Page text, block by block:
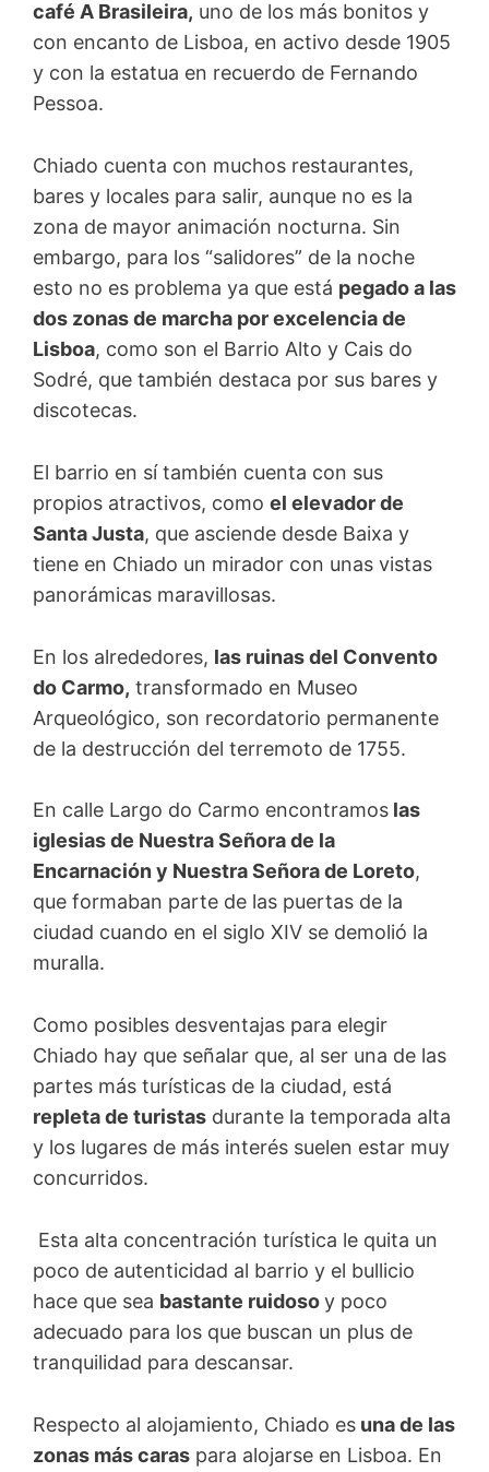
café A Brasileira, uno de los más bonitos y
con encanto de Lisboa, en activo desde 1905
y con la estatua en recuerdo de Fernando
Pessoa.
Chiado cuenta con muchos restaurantes,
bares y locales para salir, aunque no es la
zona de mayor animación nocturna. Sin
embargo, para los “salidores” de la noche
esto no es problema ya que está pegado a las
dos zonas de marcha por excelencia de
Lisboa, como son el Barrio Alto y Cais do
Sodré, que también destaca por sus bares y
discotecas.
El barrio en sí también cuenta con sus
propios atractivos, como el elevador de
Santa Justa, que asciende desde Baixa y
tiene en Chiado un mirador con unas vistas
panorámicas maravillosas.
En los alrededores, las ruinas del Convento
do Carmo, transformado en Museo
Arqueológico, son recordatorio permanente
de la destrucción del terremoto de 1755.
En calle Largo do Carmo encontramos las
iglesias de Nuestra Señora de la
Encarnación y Nuestra Señora de Loreto,
que formaban parte de las puertas de la
ciudad cuando en el siglo XIV se demolió la
muralla.
Como posibles desventajas para elegir
Chiado hay que señalar que, al ser una de las
partes más turísticas de la ciudad, está
repleta de turistas durante la temporada alta
y los lugares de más interés suelen estar muy
concurridos.
Esta alta concentración turística le quita un
poco de autenticidad al barrio y el bullicio
hace que sea bastante ruidosoy poco
adecuado para los que buscan un plus de
tranquilidad para descansar.
Respecto al alojamiento, Chiado es una de las
zonas más caras para alojarse en Lisboa. En